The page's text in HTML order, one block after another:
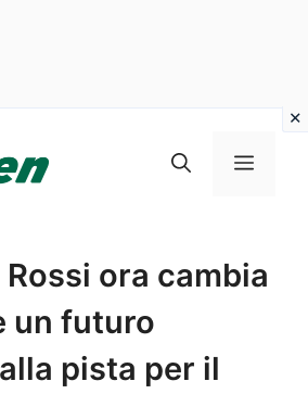
Menu
ora cambia
un futuro
pista per il